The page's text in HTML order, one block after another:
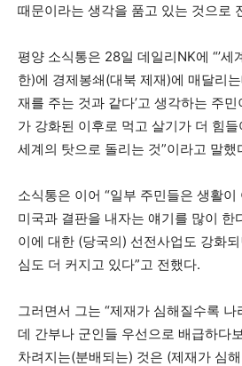
때문이라는 생각을 품고 있는 것으로
평양 소식통은 28일 데일리NK에 “’
한)에 경제봉쇄(대북 제재)에 매달리
재를 주는 것과 같다’고 생각하는 주민
가 강화된 이후로 먹고 살기가 더 힘
세계의 탓으로 돌리는 것”이라고 말했
소식통은 이어 “일부 주민들은 생활
미국과 결판을 내자는 얘기를 많이 한
이에 대한 (당국의) 선전사업도 강화
심도 더 커지고 있다”고 전했다.
그러면서 그는 “제재가 심해질수록
데 간부나 군인들 우선으로 배급하다
차려지는(분배되는) 것은 (제재가 심